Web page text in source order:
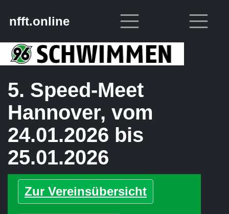
nfft.online
5. Speed-Meet
Hannover, vom
24.01.2026 bis
25.01.2026
Zur Vereinsübersicht